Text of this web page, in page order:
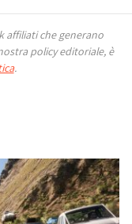
affiliati che generano
policy editoriale, è
.